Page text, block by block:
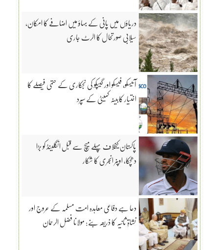
دریاؤں میں پانی کے بہاؤ میں اضافے کا امکان،
سیلابی صورتحال کا الرٹ جاری
آئیسکو، فیسکو اور گیپکو کی نجکاری کے حتمی فیصلے کا
اختیار کابینہ کمیٹی کے سپرد
پاکستان کیخلاف پہلے میچ سے قبل انگلینڈ کو بڑا
دھچکا، اوپنر انجری کا شکار
دعا ہے دفاعی معاہدہ امت مسلمہ کے عروج اور
نشاۃِ ثانیہ کا ذریعہ بنے: مولانا فضل الرحمان